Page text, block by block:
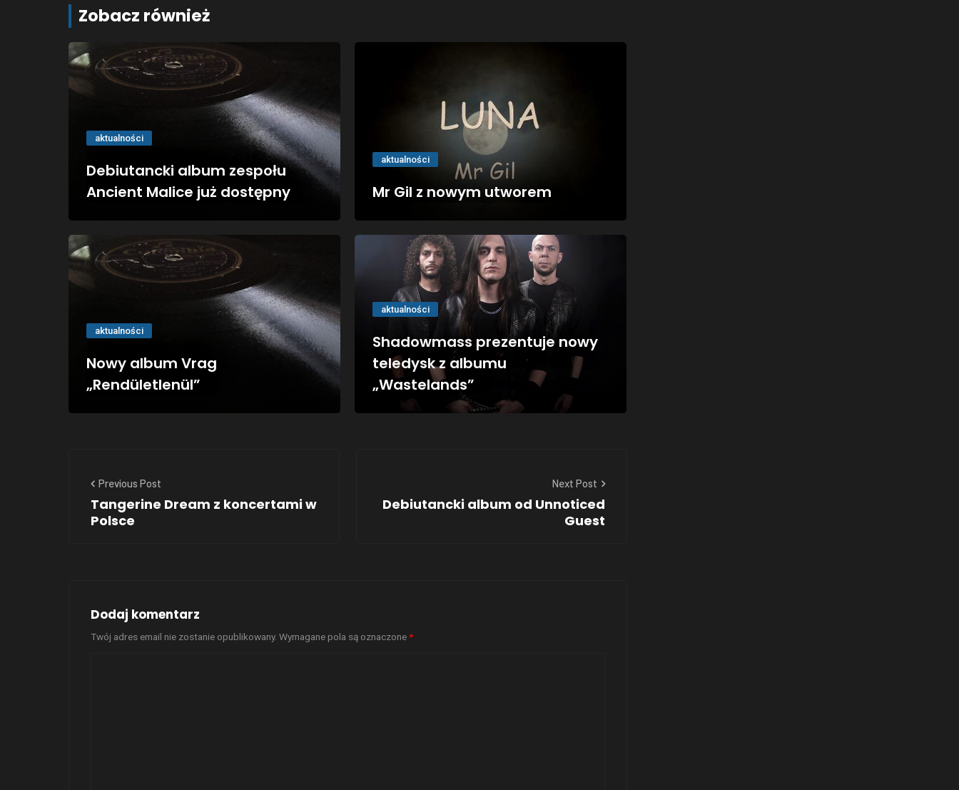
Zobacz również
aktualności
Debiutancki album zespołu
Ancient Malice już dostępny
aktualności
Mr Gil z nowym utworem
aktualności
Nowy album Vrag
„Rendületlenül”
aktualności
Shadowmass prezentuje nowy
teledysk z albumu
„Wastelands”
Previous Post
Tangerine Dream z koncertami w
Polsce
Next Post
Debiutancki album od Unnoticed
Guest
Dodaj komentarz
Twój adres email nie zostanie opublikowany. Wymagane pola są oznaczone*